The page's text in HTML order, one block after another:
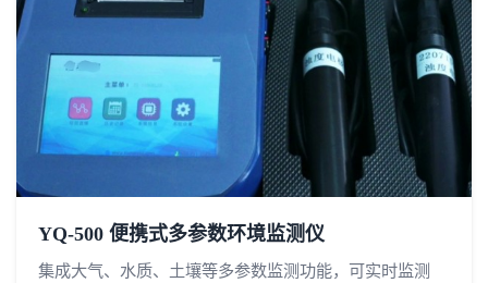
YQ-500 便携式多参数环境监测仪
集成大气、水质、土壤等多参数监测功能，可实时监测